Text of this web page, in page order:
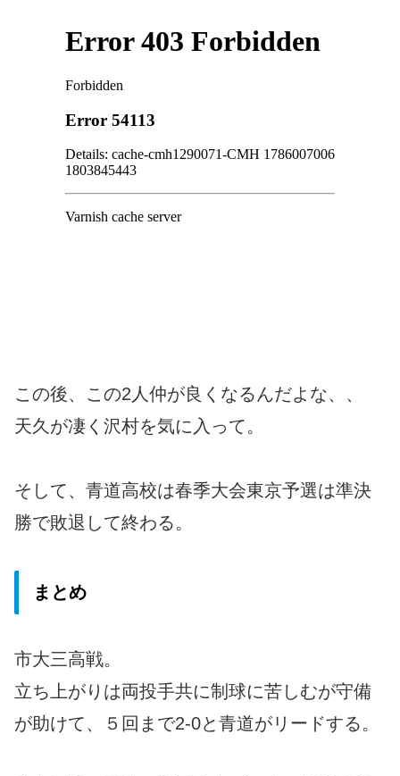
この後、この2人仲が良くなるんだよな、、
天久が凄く沢村を気に入って。
そして、青道高校は春季大会東京予選は準決
勝で敗退して終わる。
まとめ
市大三高戦。
立ち上がりは両投手共に制球に苦しむが守備
が助けて、５回まで2-0と青道がリードする。